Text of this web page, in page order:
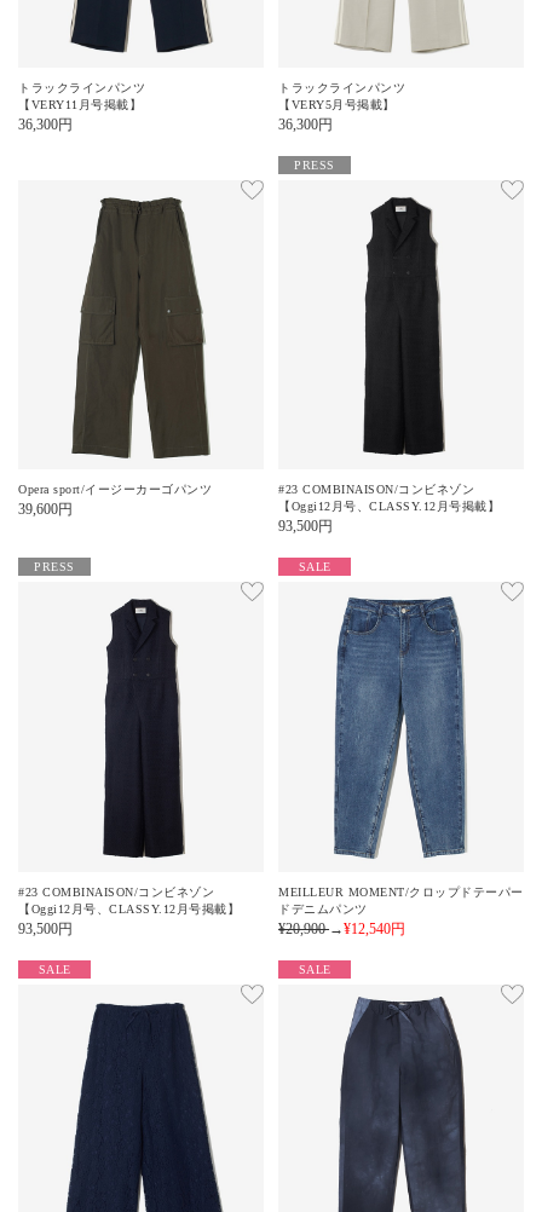
トラックラインパンツ
【VERY11月号掲載】
36,300円
トラックラインパンツ
【VERY5月号掲載】
36,300円
Opera sport/イージーカーゴパンツ
39,600円
PRESS
#23 COMBINAISON/コンビネゾン
【Oggi12月号、CLASSY.12月号掲載】
93,500円
PRESS
#23 COMBINAISON/コンビネゾン
【Oggi12月号、CLASSY.12月号掲載】
93,500円
SALE
MEILLEUR MOMENT/クロップドテーパー
ドデニムパンツ
¥20,900→¥12,540円
SALE SALE